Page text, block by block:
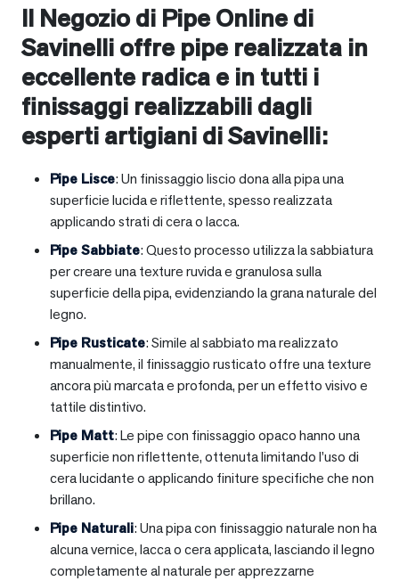
Il Negozio di Pipe Online di
Savinelli offre pipe realizzata in
eccellente radica e in tutti i
finissaggi realizzabili dagli
esperti artigiani di Savinelli:
Pipe Lisce: Un finissaggio liscio dona alla pipa una
superficie lucida e riflettente, spesso realizzata
applicando strati di cera o lacca.
Pipe Sabbiate: Questo processo utilizza la sabbiatura
per creare una texture ruvida e granulosa sulla
superficie della pipa, evidenziando la grana naturale del
legno.
Pipe Rusticate: Simile al sabbiato ma realizzato
manualmente, il finissaggio rusticato offre una texture
ancora più marcata e profonda, per un effetto visivo e
tattile distintivo.
Pipe Matt: Le pipe con finissaggio opaco hanno una
superficie non riflettente, ottenuta limitando l’uso di
cera lucidante o applicando finiture specifiche che non
brillano.
Pipe Naturali: Una pipa con finissaggio naturale non ha
alcuna vernice, lacca o cera applicata, lasciando il legno
completamente al naturale per apprezzarne